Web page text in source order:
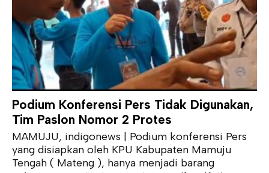
Podium Konferensi Pers Tidak Digunakan,
Tim Paslon Nomor 2 Protes
MAMUJU, indigonews | Podium konferensi Pers
yang disiapkan oleh KPU Kabupaten Mamuju
Tengah ( Mateng ), hanya menjadi barang